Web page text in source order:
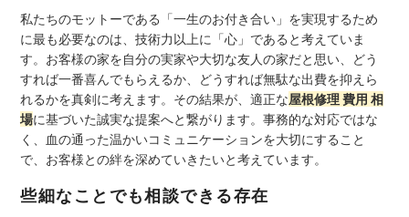
私たちのモットーである「一生のお付き合い」を実現するため
に最も必要なのは、技術力以上に「心」であると考えていま
す。お客様の家を自分の実家や大切な友人の家だと思い、どう
すれば一番喜んでもらえるか、どうすれば無駄な出費を抑えら
れるかを真剣に考えます。その結果が、適正な屋根修理 費用 相
場に基づいた誠実な提案へと繋がります。事務的な対応ではな
く、血の通った温かいコミュニケーションを大切にすること
で、お客様との絆を深めていきたいと考えています。
些細なことでも相談できる存在